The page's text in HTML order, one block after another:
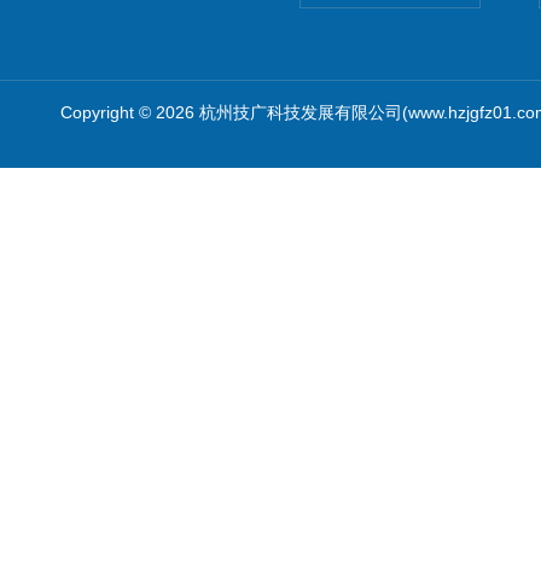
Copyright © 2026 杭州技广科技发展有限公司